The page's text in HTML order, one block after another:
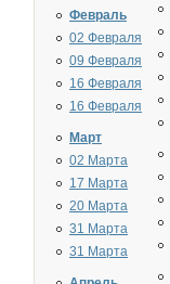
Февраль
02 Февраля
09 Февраля
16 Февраля
16 Февраля
Март
02 Марта
17 Марта
20 Марта
31 Марта
31 Марта